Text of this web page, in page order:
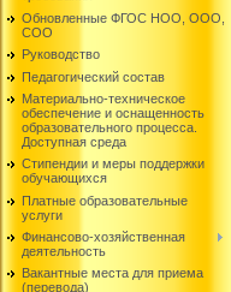
Обновленные ФГОС НОО, ООО,
СОО
Руководство
Педагогический состав
Материально-техническое
обеспечение и оснащенность
образовательного процесса.
Доступная среда
Стипендии и меры поддержки
обучающихся
Платные образовательные
услуги
Финансово-хозяйственная
деятельность
Вакантные места для приема
(перевода)